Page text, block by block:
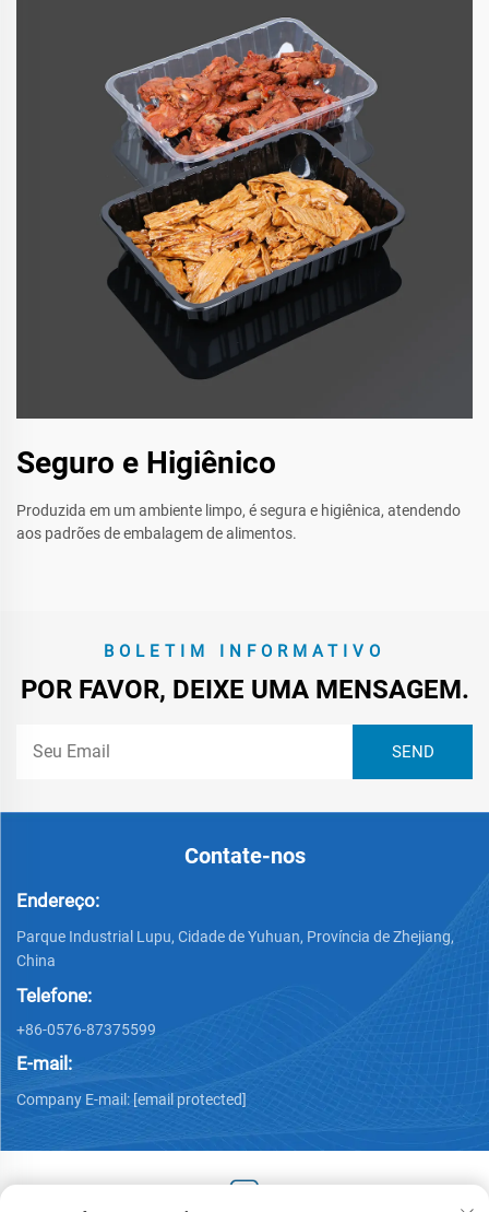
Seguro e Higiênico
Produzida em um ambiente limpo, é segura e higiênica, atendendo
aos padrões de embalagem de alimentos.
BOLETIM INFORMATIVO
POR FAVOR, DEIXE UMA MENSAGEM.
Contate-nos
Endereço:
Parque Industrial Lupu, Cidade de Yuhuan, Província de Zhejiang,
China
Telefone:
+86-0576-87375599
E-mail:
Company E-mail: [email protected]